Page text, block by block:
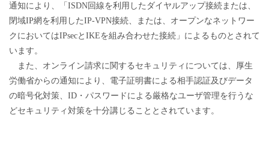
通知により、「ISDN回線を利用したダイヤルアップ接続または、
閉域IP網を利用したIP-VPN接続、または、オープンなネットワー
クにおいてはIPsecとIKEを組み合わせた接続」によるものとされて
います。
また、オンライン請求に関するセキュリティについては、厚生
労働省からの通知により、電子証明書による相手認証及びデータ
の暗号化対策、ID・パスワードによる厳格なユーザ管理を行うな
どセキュリティ対策を十分講じることとされています。